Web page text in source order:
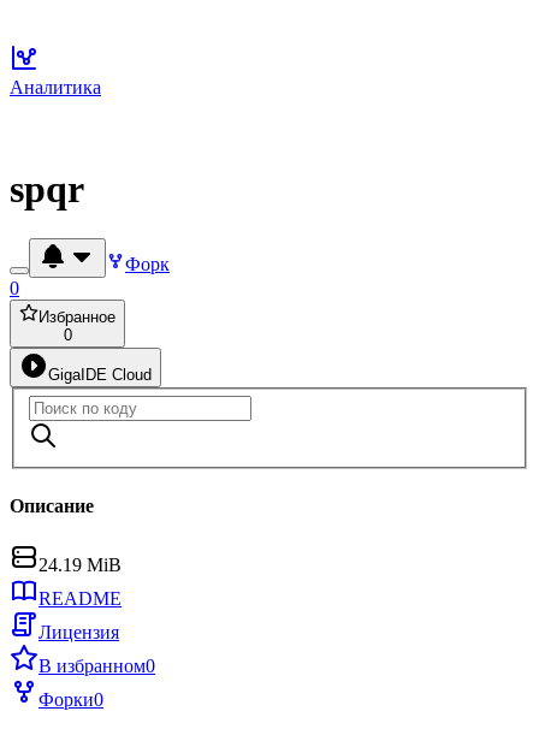
Аналитика
spqr
Форк
0
Избранное
0
GigaIDE Cloud
Описание
24.19 MiB
README
Лицензия
В избранном0
Форки0